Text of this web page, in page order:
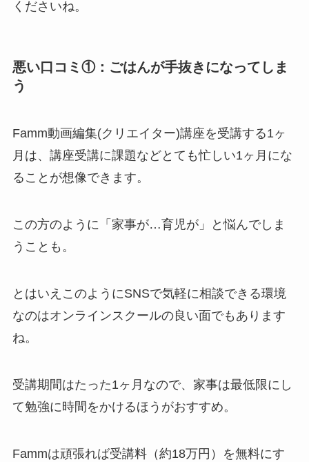
くださいね。
悪い口コミ①：ごはんが手抜きになってしま
う
Famm動画編集(クリエイター)講座を受講する1ヶ
月は、講座受講に課題などとても忙しい1ヶ月にな
ることが想像できます。
この方のように「家事が…育児が」と悩んでしま
うことも。
とはいえこのようにSNSで気軽に相談できる環境
なのはオンラインスクールの良い面でもあります
ね。
受講期間はたった1ヶ月なので、家事は最低限にし
て勉強に時間をかけるほうがおすすめ。
Fammは頑張れば受講料（約18万円）を無料にす